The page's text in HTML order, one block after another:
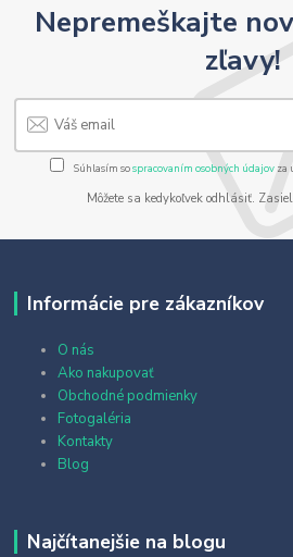
Nepremeškajte
zľavy!
Súhlasím sospracovaním osobných údajov za
Môžete sa kedykoľvek odhlásiť.
Informácie pre zákazníkov
O nás
Ako nakupovať
Obchodné podmienky
Fotogaléria
Kontakty
Blog
Najčítanejšie na blogu